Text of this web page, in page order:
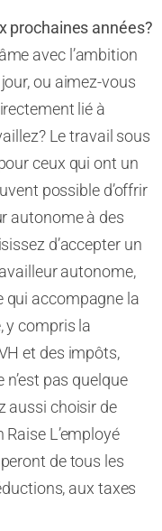
prochaines années?
avec l’ambition
ou aimez-vous
lié à
Le travail sous
ceux qui ont un
possible d’offrir
autonome à des
d’accepter un
autonome,
qui accompagne la
y compris la
et des impôts,
pas quelque
aussi choisir de
L’employé
de tous les
aux taxes